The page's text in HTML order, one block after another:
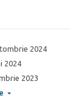
2024
2024
2023